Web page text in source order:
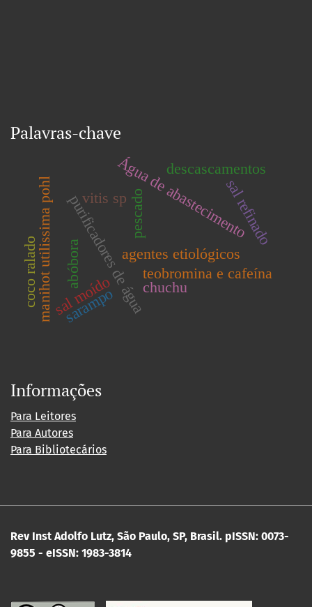
Palavras-chave
pescado
agentes etiológicos
purificadores de águaÁgua de abastecimento
teobromina e cafeína
sal refinado
sal moído
manihot utilissima pohl abóbora chuchu
vitis sp
coco ralado
descascamentos
sarampo
Informações
Para Leitores
Para Autores
Para Bibliotecários
Rev Inst Adolfo Lutz, São Paulo, SP, Brasil. pISSN: 0073-
9855 - eISSN: 1983-3814